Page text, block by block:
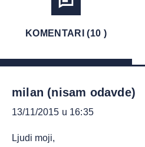
KOMENTARI (10 )
milan (nisam odavde)
13/11/2015 u 16:35
Ljudi moji,